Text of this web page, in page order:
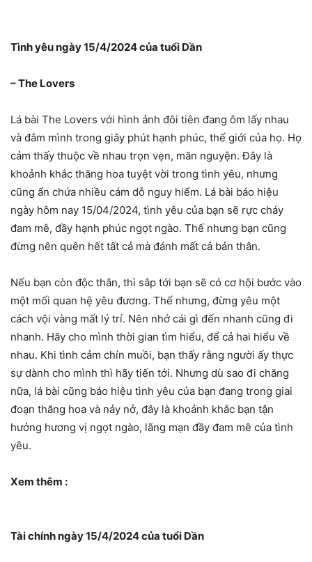
Tình yêu ngày 15/4/2024 của tuổi Dần
– The Lovers
Lá bài The Lovers với hình ảnh đôi tiên đang ôm lấy nhau
và đắm mình trong giây phút hạnh phúc, thế giới của họ. Họ
cảm thấy thuộc về nhau trọn vẹn, mãn nguyện. Đây là
khoảnh khắc thăng hoa tuyệt vời trong tình yêu, nhưng
cũng ẩn chứa nhiều cám dỗ nguy hiểm. Lá bài báo hiệu
ngày hôm nay 15/04/2024, tình yêu của bạn sẽ rực cháy
đam mê, đầy hạnh phúc ngọt ngào. Thế nhưng bạn cũng
đừng nên quên hết tất cả mà đánh mất cả bản thân.
Nếu bạn còn độc thân, thì sắp tới bạn sẽ có cơ hội bước vào
một mối quan hệ yêu đương. Thế nhưng, đừng yêu một
cách vội vàng mất lý trí. Nên nhớ cái gì đến nhanh cũng đi
nhanh. Hãy cho mình thời gian tìm hiểu, để cả hai hiểu về
nhau. Khi tình cảm chín muồi, bạn thấy rằng người ấy thực
sự dành cho mình thì hãy tiến tới. Nhưng dù sao đi chăng
nữa, lá bài cũng báo hiệu tình yêu của bạn đang trong giai
đoạn thăng hoa và nảy nở, đây là khoảnh khắc bạn tận
hưởng hương vị ngọt ngào, lãng mạn đầy đam mê của tình
yêu.
Xem thêm :
Tài chính ngày 15/4/2024 của tuổi Dần